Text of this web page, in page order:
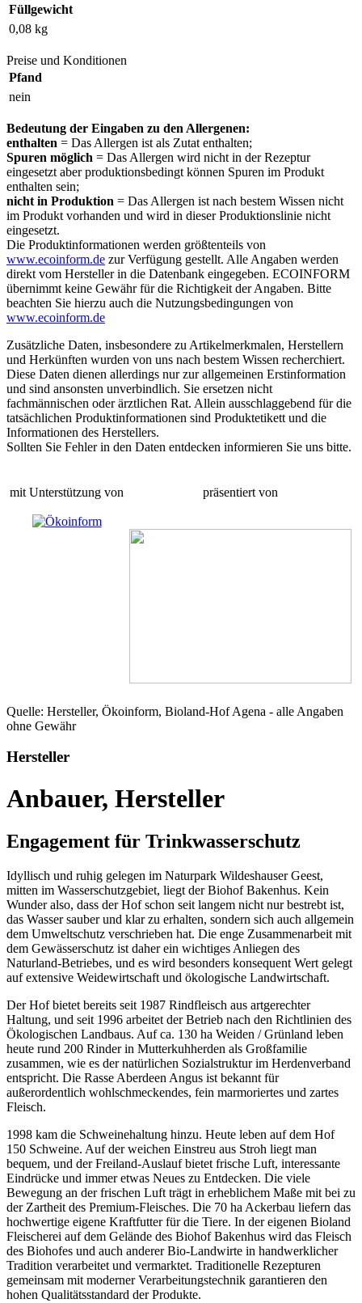
Füllgewicht
0,08 kg
Preise und Konditionen
Pfand
nein
Bedeutung der Eingaben zu den Allergenen:
enthalten = Das Allergen ist als Zutat enthalten;
Spuren möglich = Das Allergen wird nicht in der Rezeptur
eingesetzt aber produktionsbedingt können Spuren im Produkt
enthalten sein;
nicht in Produktion = Das Allergen ist nach bestem Wissen nicht
im Produkt vorhanden und wird in dieser Produktionslinie nicht
eingesetzt.
Die Produktinformationen werden größtenteils von
www.ecoinform.de zur Verfügung gestellt. Alle Angaben werden
direkt vom Hersteller in die Datenbank eingegeben. ECOINFORM
übernimmt keine Gewähr für die Richtigkeit der Angaben. Bitte
beachten Sie hierzu auch die Nutzungsbedingungen von
www.ecoinform.de
Zusätzliche Daten, insbesondere zu Artikelmerkmalen, Herstellern
und Herkünften wurden von uns nach bestem Wissen recherchiert.
Diese Daten dienen allerdings nur zur allgemeinen Erstinformation
und sind ansonsten unverbindlich. Sie ersetzen nicht
fachmännischen oder ärztlichen Rat. Allein ausschlaggebend für die
tatsächlichen Produktinformationen sind Produktetikett und die
Informationen des Herstellers.
Sollten Sie Fehler in den Daten entdecken informieren Sie uns bitte.
mit Unterstützung von präsentiert von
Quelle: Hersteller, Ökoinform, Bioland-Hof Agena - alle Angaben
ohne Gewähr
Hersteller
Anbauer, Hersteller
Engagement für Trinkwasserschutz
Idyllisch und ruhig gelegen im Naturpark Wildeshauser Geest,
mitten im Wasserschutzgebiet, liegt der Biohof Bakenhus. Kein
Wunder also, dass der Hof schon seit langem nicht nur bestrebt ist,
das Wasser sauber und klar zu erhalten, sondern sich auch allgemein
dem Umweltschutz verschrieben hat. Die enge Zusammenarbeit mit
dem Gewässerschutz ist daher ein wichtiges Anliegen des
Naturland-Betriebes, und es wird besonders konsequent Wert gelegt
auf extensive Weidewirtschaft und ökologische Landwirtschaft.
Der Hof bietet bereits seit 1987 Rindfleisch aus artgerechter
Haltung, und seit 1996 arbeitet der Betrieb nach den Richtlinien des
Ökologischen Landbaus. Auf ca. 130 ha Weiden / Grünland leben
heute rund 200 Rinder in Mutterkuhherden als Großfamilie
zusammen, wie es der natürlichen Sozialstruktur im Herdenverband
entspricht. Die Rasse Aberdeen Angus ist bekannt für
außerordentlich wohlschmeckendes, fein marmoriertes und zartes
Fleisch.
1998 kam die Schweinehaltung hinzu. Heute leben auf dem Hof
150 Schweine. Auf der weichen Einstreu aus Stroh liegt man
bequem, und der Freiland-Auslauf bietet frische Luft, interessante
Eindrücke und immer etwas Neues zu Entdecken. Die viele
Bewegung an der frischen Luft trägt in erheblichem Maße mit bei zu
der Zartheit des Premium-Fleisches. Die 70 ha Ackerbau liefern das
hochwertige eigene Kraftfutter für die Tiere. In der eigenen Bioland
Fleischerei auf dem Gelände des Biohof Bakenhus wird das Fleisch
des Biohofes und auch anderer Bio-Landwirte in handwerklicher
Tradition verarbeitet und vermarktet. Traditionelle Rezepturen
gemeinsam mit moderner Verarbeitungstechnik garantieren den
hohen Qualitätsstandard der Produkte.